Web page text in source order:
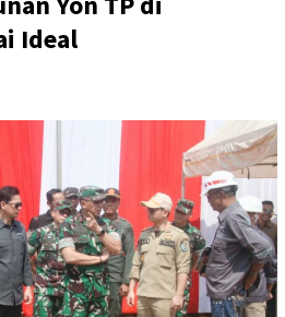
Ideal